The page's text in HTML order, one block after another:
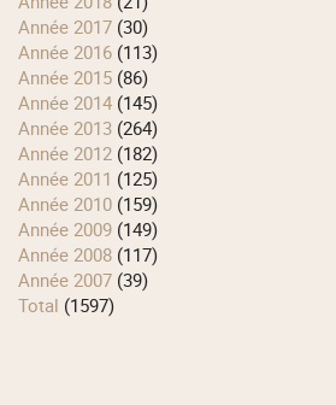
année 2017 (30)
année 2016 (113)
année 2015 (86)
année 2014 (145)
année 2013 (264)
année 2012 (182)
année 2011 (125)
année 2010 (159)
année 2009 (149)
année 2008 (117)
année 2007 (39)
total (1597)